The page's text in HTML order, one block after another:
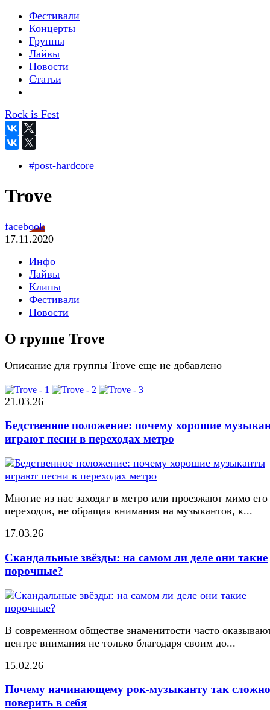
Фестивали
Концерты
Группы
Лайвы
Новости
Статьи
Rock is Fest
#post-hardcore
Trove
facebook
17.11.2020
Инфо
Лайвы
Клипы
Фестивали
Новости
О группе Trove
Описание для группы Trove еще не добавлено
21.03.26
Бедственное положение: почему хорошие
играют песни в переходах метро
Многие из нас заходят в метро или проезжают мимо его
переходов, не обращая внимания на музыкантов, к...
17.03.26
Скандальные звёзды: на самом ли деле они такие
порочные?
В современном обществе знаменитости часто
центре внимания не только благодаря своим до...
15.02.26
Почему начинающему рок-музыканту так сложно
поверить в себя